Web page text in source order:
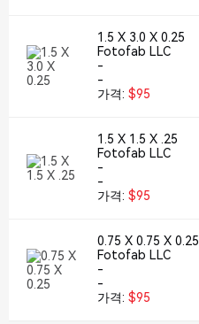
1.5 X 3.0 X 0.25
Fotofab LLC
-
-
가격: $95
1.5 X 1.5 X .25
Fotofab LLC
-
-
가격: $95
0.75 X 0.75 X 0.25
Fotofab LLC
-
-
가격: $95